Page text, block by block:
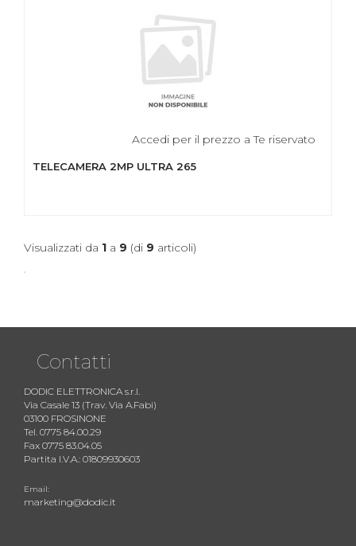
Accedi per il prezzo a Te riservato
TELECAMERA 2MP ULTRA 265
Visualizzati da 1 a 9 (di 9 articoli)
Contatti
DODIC ELETTRONICA s.r.l.
Via Casale 13 (Trav. Via A.Fabi)
03100 FROSINONE
Tel. 0775 84.00.29
Fax 0775 83.04.05
Partita I.V.A.: 01809930603
Email:
marketing@dodic.it